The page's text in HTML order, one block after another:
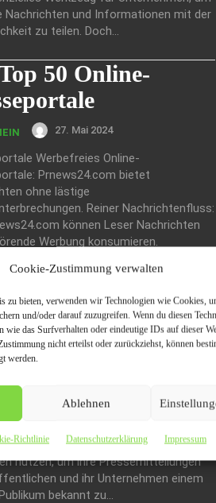
Cookie-Zustimmung verwalten
zu bieten, verwenden wir Technologien wie Cookies,
und/oder darauf zuzugreifen. Wenn du diesen
wie das Surfverhalten oder eindeutige IDs auf dieser
nicht erteilst oder zurückziehst, können
werden.
Ablehnen
Richtlinie Datenschutzerklärung Impressum
Nachrichten und Informationen mit der
zu teilen. Doch...
50 Online-
27. Mai 2024
Werbefreies Online-
Prnews24.com bietet
ohne lästige
Reiner Nachrichtenfluss:
können Leser Nachrichten
Werbung konsumieren.
stehen die...
für
Einblicke
1. April 2024
können Unternehmen innovative
nutzen, um ihre Pressemitteilungen
und ihr Unternehmen einem
bekannt zu...